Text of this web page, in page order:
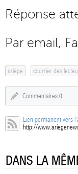
Réponse
Par email,
ariège courrier des
Commentaires 0
Lien permanent vers
http://
DANS LA